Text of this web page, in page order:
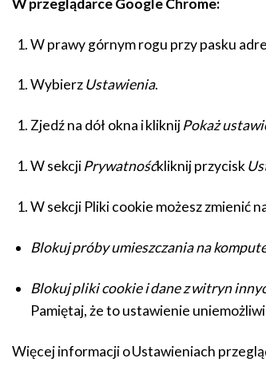
W prawy górnym rogu przy pasku
WybierzUstawienia.
Zjedź na dół okna i kliknijPokaż
W sekcjiPrywatnośćkliknij przycisk
W sekcji Pliki cookie możesz zmienić
Blokuj próby umieszczania na
Blokuj pliki cookie i dane z witryn
Pamiętaj, że to ustawienie
Więcej informacji o Ustawieniach